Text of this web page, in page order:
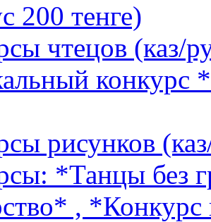
200 тенге)
чтецов (каз/
конкурс
рисунков
*Танцы без
, *Конкурс